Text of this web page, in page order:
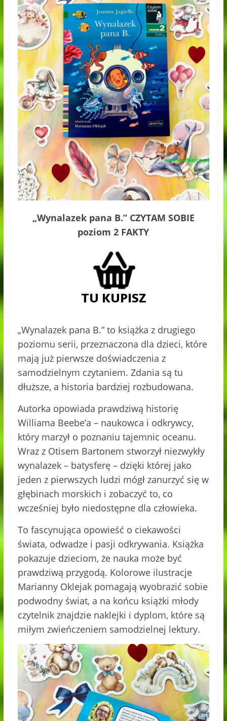
„Wynalazek pana B.” CZYTAM SOBIE
poziom 2 FAKTY
„Wynalazek pana B.” to książka z drugiego
poziomu serii, przeznaczona dla dzieci, które
mają już pierwsze doświadczenia z
samodzielnym czytaniem. Zdania są tu
dłuższe, a historia bardziej rozbudowana.
Autorka opowiada prawdziwą historię
Williama Beebe’a – naukowca i odkrywcy,
który marzył o poznaniu tajemnic oceanu.
Wraz z Otisem Bartonem stworzył niezwykły
wynalazek – batysferę – dzięki której jako
jeden z pierwszych ludzi mógł zanurzyć się w
głębinach morskich i zobaczyć to, co
wcześniej było niedostępne dla człowieka.
To fascynująca opowieść o ciekawości
świata, odwadze i pasji odkrywania. Książka
pokazuje dzieciom, że nauka może być
prawdziwą przygodą. Kolorowe ilustracje
Marianny Oklejak pomagają wyobrazić sobie
podwodny świat, a na końcu książki młody
czytelnik znajdzie naklejki i dyplom, które są
miłym zwieńczeniem samodzielnej lektury.